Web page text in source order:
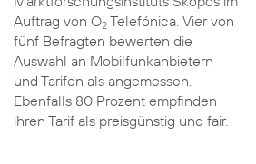
Auftrag von O2Telefónica. Vier von
fünf Befragten bewerten die
Auswahl an Mobilfunkanbietern
und Tarifen als angemessen.
Ebenfalls 80 Prozent empfinden
ihren Tarif als preisgünstig und fair.